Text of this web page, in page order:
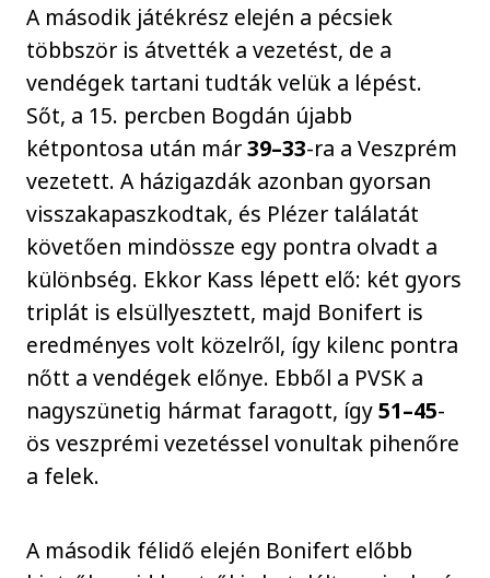
A második játékrész elején a pécsiek
többször is átvették a vezetést, de a
vendégek tartani tudták velük a lépést.
Sőt, a 15. percben Bogdán újabb
kétpontosa után már39–33-ra a Veszprém
vezetett. A házigazdák azonban gyorsan
visszakapaszkodtak, és Plézer találatát
követően mindössze egy pontra olvadt a
különbség. Ekkor Kass lépett elő: két gyors
triplát is elsüllyesztett, majd Bonifert is
eredményes volt közelről, így kilenc pontra
nőtt a vendégek előnye. Ebből a PVSK a
nagyszünetig hármat faragott, így51–45-
ös veszprémi vezetéssel vonultak pihenőre
a felek.
A második félidő elején Bonifert előbb